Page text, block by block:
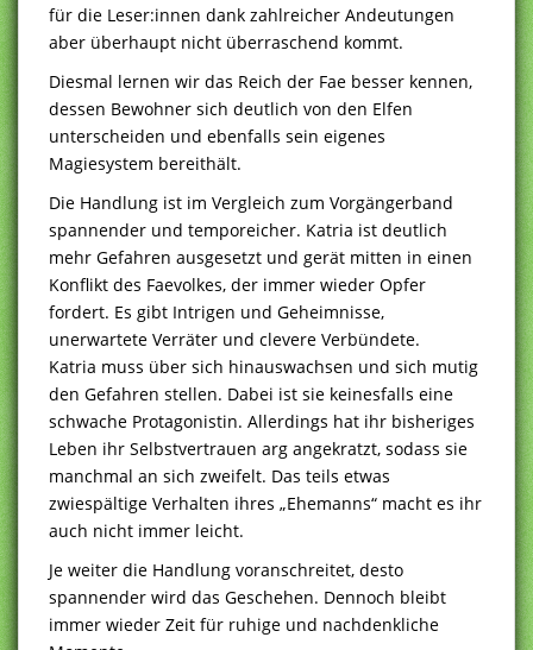
für die Leser:innen dank zahlreicher Andeutungen
aber überhaupt nicht überraschend kommt.
Diesmal lernen wir das Reich der Fae besser kennen,
dessen Bewohner sich deutlich von den Elfen
unterscheiden und ebenfalls sein eigenes
Magiesystem bereithält.
Die Handlung ist im Vergleich zum Vorgängerband
spannender und temporeicher. Katria ist deutlich
mehr Gefahren ausgesetzt und gerät mitten in einen
Konflikt des Faevolkes, der immer wieder Opfer
fordert. Es gibt Intrigen und Geheimnisse,
unerwartete Verräter und clevere Verbündete.
Katria muss über sich hinauswachsen und sich mutig
den Gefahren stellen. Dabei ist sie keinesfalls eine
schwache Protagonistin. Allerdings hat ihr bisheriges
Leben ihr Selbstvertrauen arg angekratzt, sodass sie
manchmal an sich zweifelt. Das teils etwas
zwiespältige Verhalten ihres „Ehemanns“ macht es ihr
auch nicht immer leicht.
Je weiter die Handlung voranschreitet, desto
spannender wird das Geschehen. Dennoch bleibt
immer wieder Zeit für ruhige und nachdenkliche